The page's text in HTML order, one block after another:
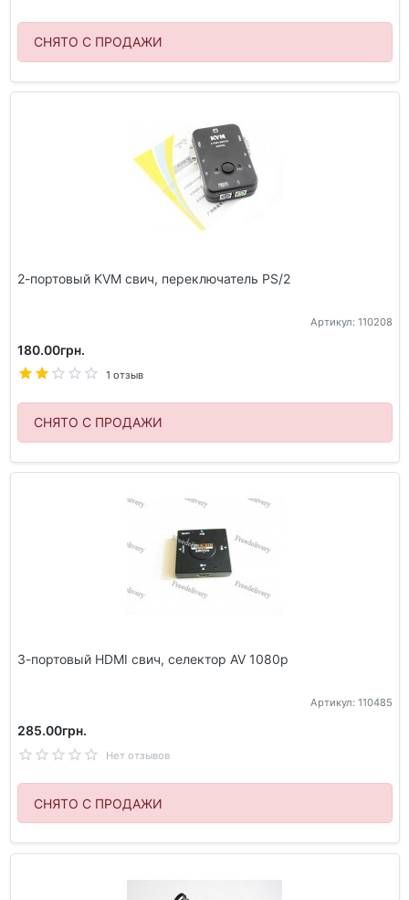
СНЯТО С ПРОДАЖИ
2-портовый KVM свич, переключатель PS/2
Артикул: 110208
180.00грн.
1 отзыв
СНЯТО С ПРОДАЖИ
3-портовый HDMI свич, селектор AV 1080p
Артикул: 110485
285.00грн.
Нет отзывов
СНЯТО С ПРОДАЖИ